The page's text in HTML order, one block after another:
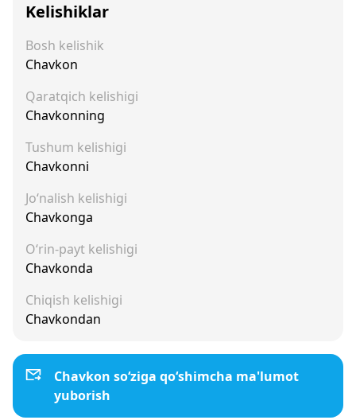
Kelishiklar
Bosh kelishik
Chavkon
Qaratqich kelishigi
Chavkonning
Tushum kelishigi
Chavkonni
Jo‘nalish kelishigi
Chavkonga
O‘rin-payt kelishigi
Chavkonda
Chiqish kelishigi
Chavkondan
Chavkon so‘ziga qo‘shimcha ma'lumot
yuborish